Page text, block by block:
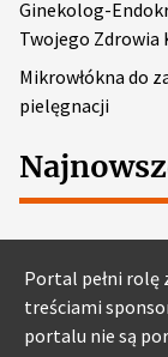
Portal pełni rolę
treściami
portalu nie są
Ginekolog-
Twojego Zdrowia
Mikrowłókna do
pielęgnacji